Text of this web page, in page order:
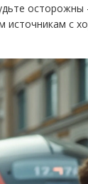
осторожны
источникам с